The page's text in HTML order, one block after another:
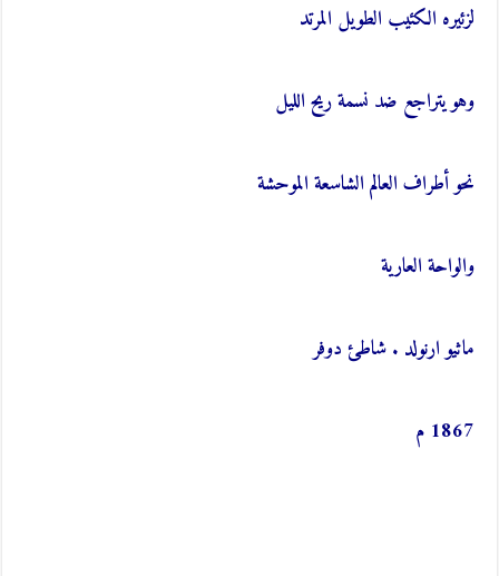
لزئيره الكئيب الطويل المرتد
وهو يتراجع ضد نسمة ريح الليل
نحو أطراف العالم الشاسعة الموحشة
والواحة العارية
ماثيو ارنولد . شاطئ دوفر
1867 م